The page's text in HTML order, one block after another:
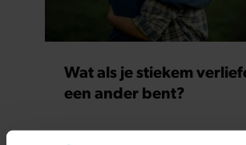
Wat als je stiekem
een ander bent?